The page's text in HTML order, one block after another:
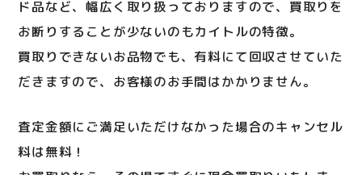
ド品など、幅広く取り扱っておりますので、買取りを
お断りすることが少ないのもカイトルの特徴。
買取りできないお品物でも、有料にて回収させていた
だきますので、お客様のお手間はかかりません。
査定金額にご満足いただけなかった場合のキャンセル
料は無料！